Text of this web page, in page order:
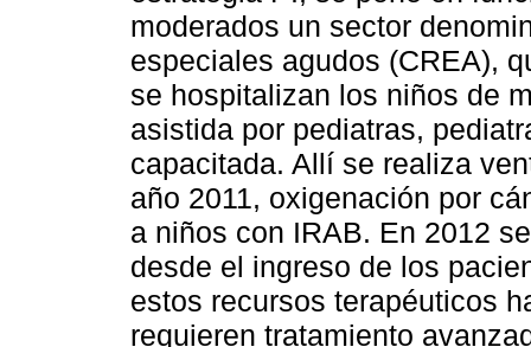
moderados un sector
especiales agudos (CREA),
se hospitalizan los niños de
asistida por pediatras,
capacitada. Allí se realiza
año 2011, oxigenación por
a niños con IRAB. En 2012
desde el ingreso de los
estos recursos terapéuticos
requieren tratamiento